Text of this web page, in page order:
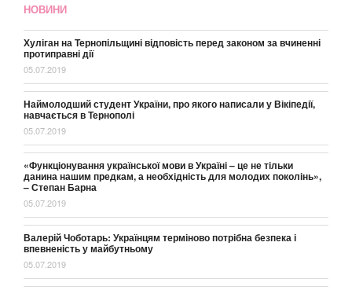
НОВИНИ
Хуліган на Тернопільщині відповість перед законом за вчиненні
протиправні дії
05.07.2019
Наймолодший студент України, про якого написали у Вікіпедії,
навчається в Тернополі
05.07.2019
«Функціонування української мови в Україні – це не тільки
данина нашим предкам, а необхідність для молодих поколінь»,
– Степан Барна
05.07.2019
Валерій Чоботарь: Українцям терміново потрібна безпека і
впевненість у майбутньому
05.07.2019